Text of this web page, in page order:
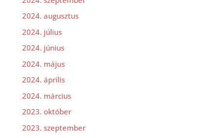
2024. augusztus
2024. július
2024. június
2024. május
2024. április
2024. március
2023. október
2023. szeptember